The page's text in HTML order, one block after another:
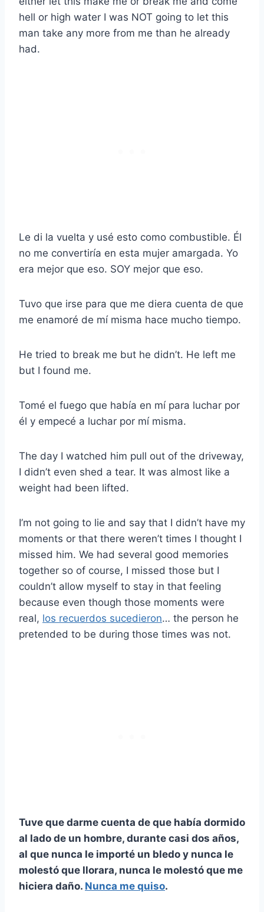
hell or high water I was NOT going to let this
man take any more from me than he already
had.
Le di la vuelta y usé esto como combustible. Él
no me convertiría en esta mujer amargada. Yo
era mejor que eso. SOY mejor que eso.
Tuvo que irse para que me diera cuenta de que
me enamoré de mí misma hace mucho tiempo.
He tried to break me but he didn’t. He left me
but I found me.
Tomé el fuego que había en mí para luchar por
él y empecé a luchar por mí misma.
The day I watched him pull out of the driveway,
I didn’t even shed a tear. It was almost like a
weight had been lifted.
I’m not going to lie and say that I didn’t have my
moments or that there weren’t times I thought I
missed him. We had several good memories
together so of course, I missed those but I
couldn’t allow myself to stay in that feeling
because even though those moments were
real, los recuerdos sucedieron… the person he
pretended to be during those times was not.
Tuve que darme cuenta de que había dormido
al lado de un hombre, durante casi dos años,
al que nunca le importé un bledo y nunca le
molestó que llorara, nunca le molestó que me
hiciera daño. Nunca me quiso.